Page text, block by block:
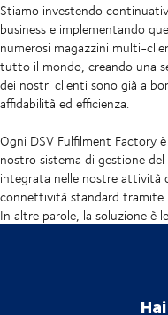
Stiamo investendo
business e implementando
numerosi magazzini multi-
tutto il mondo, creando una
dei nostri clienti sono già a
affidabilità ed efficienza.
Ogni DSV Fulfilment Factory
nostro sistema di gestione
integrata nelle nostre attività
connettività standard tramite
In altre parole, la soluzione è